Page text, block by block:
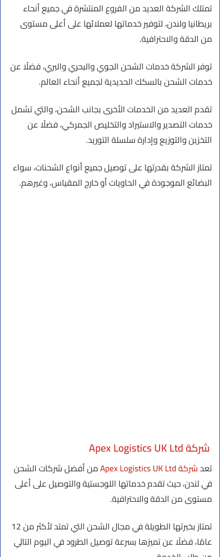
تمتلك الشركة العديد من الفروع المنتشرة في جميع أنحاء
بريطانيا ولندن، لتوفير خدماتها لعملائها على أعلى مستوى
من الدقة والاحترافية.
توفر الشركة خدمات الشحن الجوي والبحري والبري، فضلًا عن
خدمات الشحن بالسكك الحديدية لجميع أنحاء العالم.
تقدم العديد من الخدمات الأخرى بجانب الشحن، والتي تشمل
خدمات التصدير والاستيراد والتخليص الجمركي، فضلًا عن
التخزين والتوزيع وإدارة سلسلة التوريد.
تمتاز الشركة بقدرتها على توصيل جميع أنواع الشحنات، سواء
البضائع الموجودة في الحاويات أو خارج المقياس، وغيرهم.
شركة Apex Logistics UK Ltd
تعدشركة Apex Logistics UK Ltd
من أفضل شركات الشحن
في لندن، حيث تقدم خدماتها اللوجستية والتوصيل على أعلى
مستوى من الدقة والاحترافية.
تمتاز بخبرتها الطويلة في مجال الشحن التي تمتد لأكثر من 12
عامًا، فضلًا عن تميزها بسرعة توصيل الطرود في اليوم التالي